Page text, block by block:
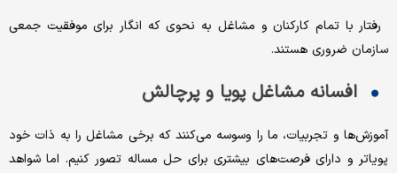
رفتار با تمام کارکنان و مشاغل به نحوی که انگار برای موفقیت جمعی
سازمان ضروری هستند.
افسانه مشاغل پویا و پرچالش
آموزش‌ها و تجربیات، ما را وسوسه می‌کنند که برخی مشاغل را به ذات خود
پویاتر و دارای فرصت‌های بیشتری برای حل ‌مساله تصور کنیم. اما شواهد